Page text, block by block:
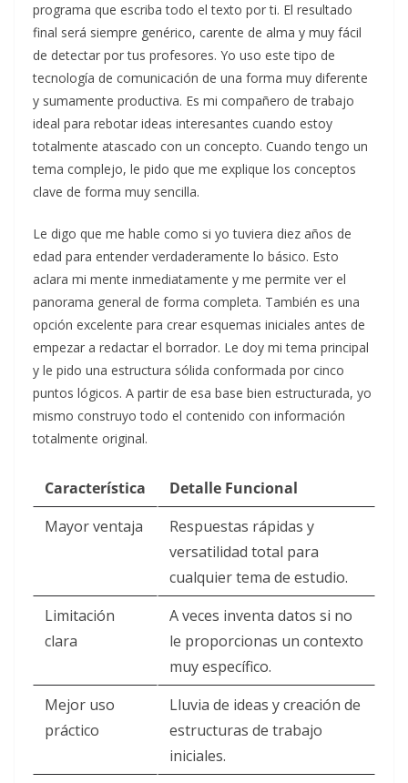
programa que escriba todo el texto por ti. El resultado
final será siempre genérico, carente de alma y muy fácil
de detectar por tus profesores. Yo uso este tipo de
tecnología de comunicación de una forma muy diferente
y sumamente productiva. Es mi compañero de trabajo
ideal para rebotar ideas interesantes cuando estoy
totalmente atascado con un concepto. Cuando tengo un
tema complejo, le pido que me explique los conceptos
clave de forma muy sencilla.
Le digo que me hable como si yo tuviera diez años de
edad para entender verdaderamente lo básico. Esto
aclara mi mente inmediatamente y me permite ver el
panorama general de forma completa. También es una
opción excelente para crear esquemas iniciales antes de
empezar a redactar el borrador. Le doy mi tema principal
y le pido una estructura sólida conformada por cinco
puntos lógicos. A partir de esa base bien estructurada, yo
mismo construyo todo el contenido con información
totalmente original.
Característica
Detalle Funcional
Mayor ventaja
Respuestas rápidas y
versatilidad total para
cualquier tema de estudio.
Limitación
clara
A veces inventa datos si no
le proporcionas un contexto
muy específico.
Mejor uso
práctico
Lluvia de ideas y creación de
estructuras de trabajo
iniciales.